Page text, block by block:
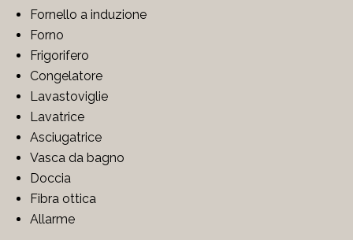
Fornello a induzione
Forno
Frigorifero
Congelatore
Lavastoviglie
Lavatrice
Asciugatrice
Vasca da bagno
Doccia
Fibra ottica
Allarme